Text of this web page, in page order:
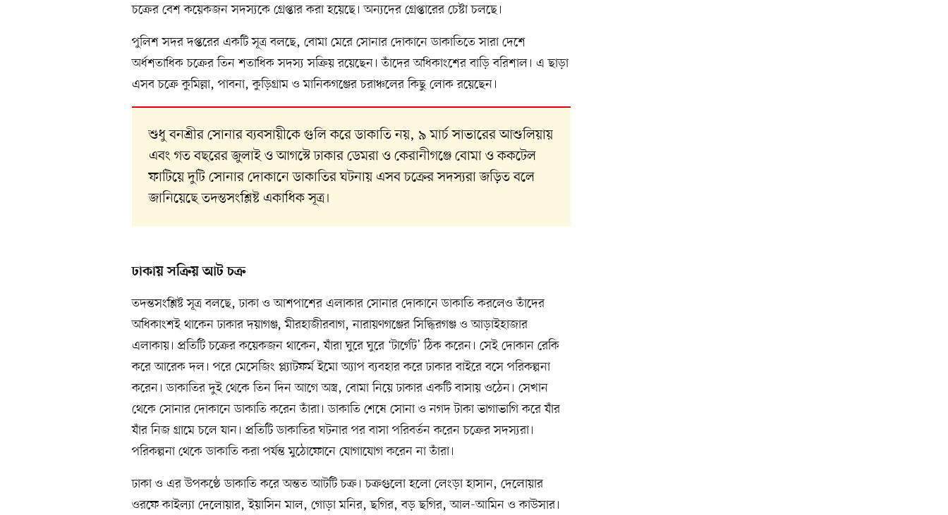
চক্রের বেশ কয়েকজন সদস্যকে গ্রেপ্তার করা হয়েছে। অন্যদের গ্রেপ্তারের চেষ্টা চলছে।
পুলিশ সদর দপ্তরের একটি সূত্র বলছে, বোমা মেরে সোনার দোকানে ডাকাতিতে সারা দেশে
অর্ধশতাধিক চক্রের তিন শতাধিক সদস্য সক্রিয় রয়েছেন। তাঁদের অধিকাংশের বাড়ি বরিশাল। এ ছাড়া
এসব চক্রে কুমিল্লা, পাবনা, কুড়িগ্রাম ও মানিকগঞ্জের চরাঞ্চলের কিছু লোক রয়েছেন।
শুধু বনশ্রীর সোনার ব্যবসায়ীকে গুলি করে ডাকাতি নয়, ৯ মার্চ সাভারের আশুলিয়ায়
এবং গত বছরের জুলাই ও আগস্টে ঢাকার ডেমরা ও কেরানীগঞ্জে বোমা ও ককটেল
ফাটিয়ে দুটি সোনার দোকানে ডাকাতির ঘটনায় এসব চক্রের সদস্যরা জড়িত বলে
জানিয়েছে তদন্তসংশ্লিষ্ট একাধিক সূত্র।
ঢাকায় সক্রিয় আট চক্র
তদন্তসংশ্লিষ্ট সূত্র বলছে, ঢাকা ও আশপাশের এলাকার সোনার দোকানে ডাকাতি করলেও তাঁদের
অধিকাংশই থাকেন ঢাকার দয়াগঞ্জ, মীরহাজীরবাগ, নারায়ণগঞ্জের সিদ্ধিরগঞ্জ ও আড়াইহাজার
এলাকায়। প্রতিটি চক্রের কয়েকজন থাকেন, যাঁরা ঘুরে ঘুরে ‘টার্গেট’ ঠিক করেন। সেই দোকান রেকি
করে আরেক দল। পরে মেসেজিং প্ল্যাটফর্ম ইমো অ্যাপ ব্যবহার করে ঢাকার বাইরে বসে পরিকল্পনা
করেন। ডাকাতির দুই থেকে তিন দিন আগে অস্ত্র, বোমা নিয়ে ঢাকার একটি বাসায় ওঠেন। সেখান
থেকে সোনার দোকানে ডাকাতি করেন তাঁরা। ডাকাতি শেষে সোনা ও নগদ টাকা ভাগাভাগি করে যাঁর
যাঁর নিজ গ্রামে চলে যান। প্রতিটি ডাকাতির ঘটনার পর বাসা পরিবর্তন করেন চক্রের সদস্যরা।
পরিকল্পনা থেকে ডাকাতি করা পর্যন্ত মুঠোফোনে যোগাযোগ করেন না তাঁরা।
ঢাকা ও এর উপকণ্ঠে ডাকাতি করে অন্তত আটটি চক্র। চক্রগুলো হলো লেংড়া হাসান, দেলোয়ার
ওরফে কাইল্যা দেলোয়ার, ইয়াসিন মাল, গোড়া মনির, ছগির, বড় ছগির, আল-আমিন ও কাউসার।